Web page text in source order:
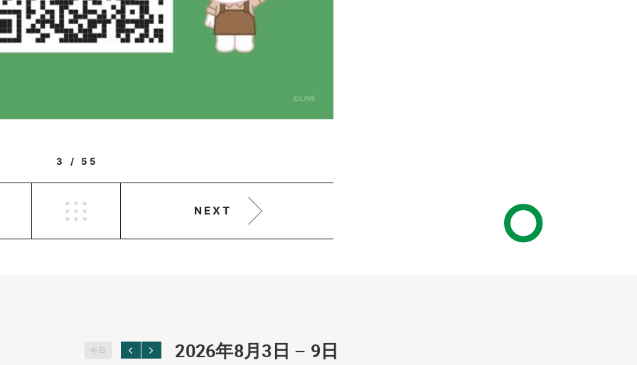
3 / 55
NEXT
今日 2026年8月3日 – 9日